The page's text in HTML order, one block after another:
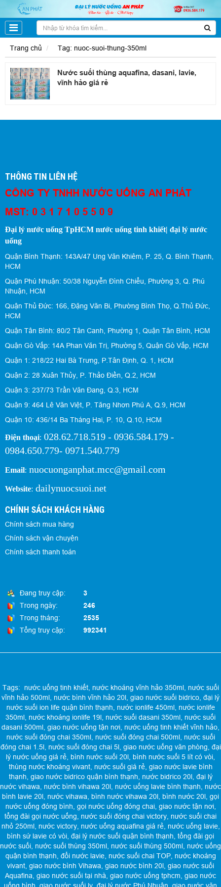
Trang chủ Tag: nuoc-suoi-thung-350ml
Nước suối thùng aquafina, dasani, lavie,
vĩnh hảo giá rẻ
THÔNG TIN LIÊN HỆ
CÔNG TY TNHH NƯỚC UỐNG AN PHÁT
MST: 0 3 1 7 1 0 5 5 0 9
Đại lý nước uống TpHCM nước uống tinh khiết| đại lý nước
uống
Quận Bình Thạnh: 143A/47 Ung Văn Khiêm, P. 25, Q. Bình Thạnh,
HCM
Quận Phú Nhuận: 50/38 Nguyễn Đình Chiểu, Phường 3, Q. Phú
Nhuận, HCM
Quận Thủ Đức: 166, Đặng Văn Bi, Phường Bình Thọ, Q.Thủ Đức,
HCM
Quận Tân Bình: 80/2 Tân Canh, Phường 1, Quận Tân Bình, HCM
Quận Gò Vấp: 14A Phan Văn Trị, Phường 5, Quận Gò Vấp, HCM
Quận 1: 218/22 Hai Bà Trưng, P.Tân Định, Q. 1, HCM
Quận 2: 28 Xuân Thủy, P. Thảo Điền, Q.2, HCM
Quận 3: 237/73 Trần Văn Đang, Q.3, HCM
Quận 9: 464 Lê Văn Việt, P. Tăng Nhơn Phú A, Q.9, HCM
Quận 10: 436/14 Ba Tháng Hai, P. 10, Q.10, HCM
Điện thoại: 028.62.718.519 - 0936.584.179 -
0984.650.779- 0971.540.779
Email: nuocuonganphat.mcc@gmail.com
Website: dailynuocsuoi.net
CHÍNH SÁCH KHÁCH HÀNG
Chính sách mua hàng
Chính sách vận chuyện
Chính sách thanh toán
Đang truy cập:
3
Trong ngày:
246
Trong tháng:
2535
Tổng truy cập:
992341
Tags: nước uống tinh khiết, nước khoáng vĩnh hảo 350ml, nước suối
vĩnh hảo 500ml, nước bình vĩnh hảo 20l, giao nước suối bidrico, đại lý
nước suối ion life quận bình thạnh, nước ionlife 450ml, nước ionlife
350ml, nước khoáng ionlife 19l, nước suối dasani 350ml, nước suối
dasani 500ml, giao nước uống tận nơi, nước uống tinh khiết vĩnh hảo,
nước suối đóng chai 350ml, nước suối đóng chai 500ml, nước suối
đóng chai 1.5l, nước suối đóng chai 5l, giao nước uống văn phòng, đại
lý nước uống giá rẻ, bình nước suối 20l, bình nước suối 5 lít có vòi,
thùng nước khoáng vivant, nước suối giá rẻ, giao nước lavie bình
thạnh, giao nước bidrico quận bình thạnh, nước bidrico 20l, đại lý
nước vihawa, nước bình vihawa 20l, nước uống lavie bình thạnh, nước
bình lavie 20l, nước vihawa, bình nước vihawa 20l, bình nước 20l, gọi
nước uống đóng bình, gọi nước uống đóng chai, giao nước tận nơi,
tổng đài gọi nước uống, nước suối đóng chai victory, nước suối chai
nhỏ 250ml, nước victory, nước uống aquafina giá rẻ, nước uống lavie,
bình sứ lavie có vòi, đại lý nước suối quận bình thạnh, tổng đài gọi
nước suối, nước suối thùng 350ml, nước suối thùng 500ml, nước uống
quận bình thạnh, đổi nước lavie, nước suối chai TOP, nước khoáng
vivant, giao nước bình Vihawa, giao nước bình 20l, giao nước suối
Aquafina, giao nước suối tại nhà, giao nước uống tphcm, giao nước